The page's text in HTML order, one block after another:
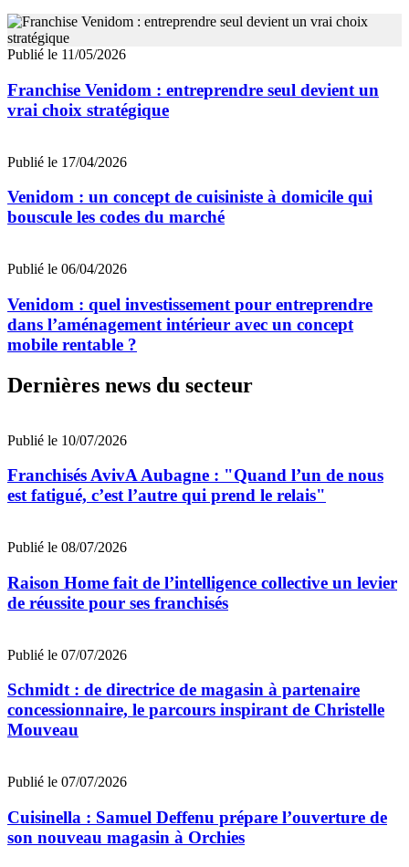
Publié le 11/05/2026
Franchise Venidom : entreprendre seul devient un
vrai choix stratégique
Publié le 17/04/2026
Venidom : un concept de cuisiniste à domicile qui
bouscule les codes du marché
Publié le 06/04/2026
Venidom : quel investissement pour entreprendre
dans l’aménagement intérieur avec un concept
mobile rentable ?
Dernières news du secteur
Publié le 10/07/2026
Franchisés AvivA Aubagne : "Quand l’un de nous
est fatigué, c’est l’autre qui prend le relais"
Publié le 08/07/2026
Raison Home fait de l’intelligence collective un levier
de réussite pour ses franchisés
Publié le 07/07/2026
Schmidt : de directrice de magasin à partenaire
concessionnaire, le parcours inspirant de Christelle
Mouveau
Publié le 07/07/2026
Cuisinella : Samuel Deffenu prépare l’ouverture de
son nouveau magasin à Orchies